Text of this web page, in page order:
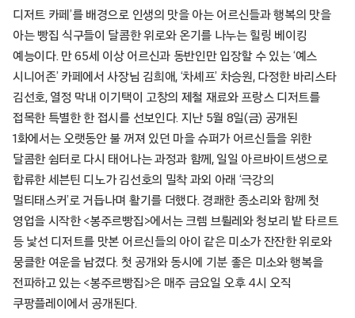
디저트 카페’를 배경으로 인생의 맛을 아는 어르신들과 행복의 맛을
아는 빵집 식구들이 달콤한 위로와 온기를 나누는 힐링 베이킹
예능이다. 만 65세 이상 어르신과 동반인만 입장할 수 있는 ‘예스
시니어존’ 카페에서 사장님 김희애, ‘차셰프’ 차승원, 다정한 바리스타
김선호, 열정 막내 이기택이 고창의 제철 재료와 프랑스 디저트를
접목한 특별한 한 접시를 선보인다. 지난 5월 8일(금) 공개된
1화에서는 오랫동안 불 꺼져 있던 마을 슈퍼가 어르신들을 위한
달콤한 쉼터로 다시 태어나는 과정과 함께, 일일 아르바이트생으로
합류한 세븐틴 디노가 김선호의 밀착 과외 아래 ‘극강의
멀티태스커’로 거듭나며 활기를 더했다. 경쾌한 종소리와 함께 첫
영업을 시작한 <봉주르빵집>에서는 크렘 브륄레와 청보리 밭 타르트
등 낯선 디저트를 맛본 어르신들의 아이 같은 미소가 잔잔한 위로와
뭉클한 여운을 남겼다. 첫 공개와 동시에 기분 좋은 미소와 행복을
전파하고 있는 <봉주르빵집>은 매주 금요일 오후 4시 오직
쿠팡플레이에서 공개된다.